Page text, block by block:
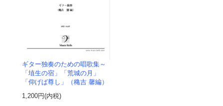
ギター独奏のための唱歌集～
「埴生の宿」「荒城の月」
「仰げば尊し」（穐吉 馨編）
1,200円(内税)